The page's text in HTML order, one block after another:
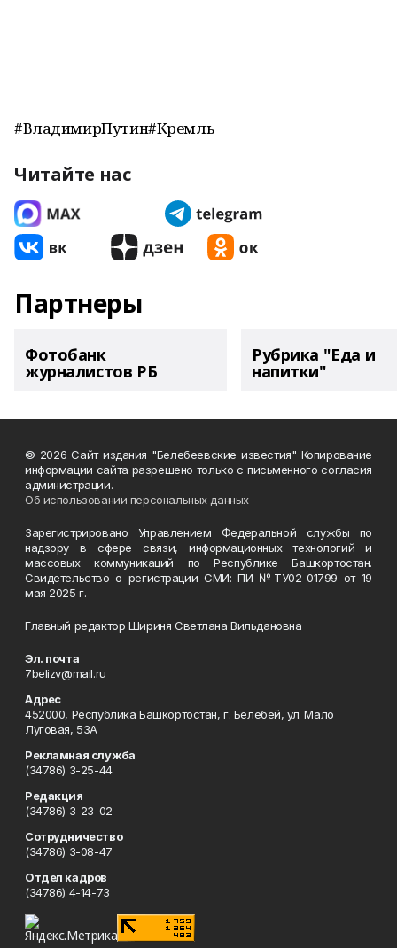
#ВладимирПутин#Кремль
Читайте нас
Партнеры
Фотобанк
журналистов РБ
Рубрика "Еда и
напитки"
© 2026 Сайт издания "Белебеевские известия" Копирование
информации сайта разрешено только с письменного согласия
администрации.
Об использовании персональных данных
Зарегистрировано Управлением Федеральной службы по
надзору в сфере связи, информационных технологий и
массовых коммуникаций по Республике Башкортостан.
Свидетельство о регистрации СМИ: ПИ №ТУ02-01799 от 19
мая 2025 г.
Главный редактор Шириня Светлана Вильдановна
Эл. почта
7belizv@mail.ru
Адрес
452000, Республика Башкортостан, г. Белебей, ул. Мало
Луговая, 53А
Рекламная служба
(34786) 3-25-44
Редакция
(34786) 3-23-02
Сотрудничество
(34786) 3-08-47
Отдел кадров
(34786) 4-14-73